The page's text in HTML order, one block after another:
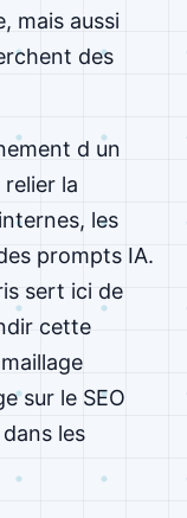
mais aussi
des
d un
la
les
prompts IA.
sert ici de
cette
sur le SEO
les